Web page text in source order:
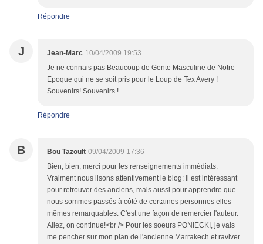
Répondre
J Jean-Marc 10/04/2009 19:53
Je ne connais pas Beaucoup de Gente Masculine de Notre
Epoque qui ne se soit pris pour le Loup de Tex Avery !
Souvenirs! Souvenirs !
Répondre
B Bou Tazoult 09/04/2009 17:36
Bien, bien, merci pour les renseignements immédiats.
Vraiment nous lisons attentivement le blog: il est intéressant
pour retrouver des anciens, mais aussi pour apprendre que
nous sommes passés à côté de certaines personnes elles-
mêmes remarquables. C'est une façon de remercier l'auteur.
Allez, on continue!<br /> Pour les soeurs PONIECKI, je vais
me pencher sur mon plan de l'ancienne Marrakech et raviver